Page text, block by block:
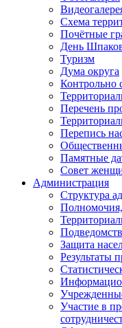
Схема
Почётные
День
Туризм
Дума округа
Контрольно
Перечень
Перепись
Памятные
Совет
Администрация
Структура
Защита
Результаты
Участие в